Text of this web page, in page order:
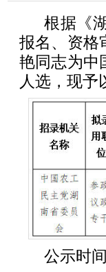
根据《
报名、资格
艳同志为中
人选，现予
公示时